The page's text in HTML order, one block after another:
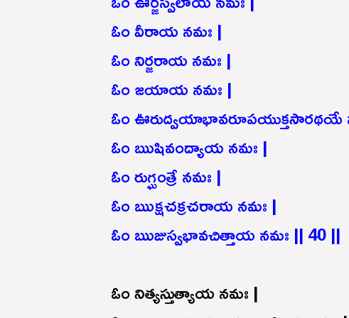
ఓం వీరాయ నమః |
ఓం నిర్జరాయ నమః |
ఓం జయాయ నమః |
ఓం ఊరుద్వయాభావరూపయుక్తసారథయే
ఓం ఋషివంద్యాయ నమః |
ఓం రుగ్ఘంత్రే నమః |
ఓం ఋక్షచక్రచరాయ నమః |
ఓం ఋజుస్వభావచిత్తాయ నమః || 40 ||
ఓం నిత్యస్తుత్యాయ నమః |